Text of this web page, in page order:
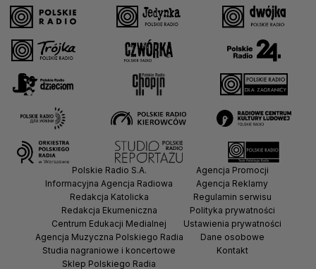
Polskie Radio S.A.
Informacyjna Agencja Radiowa
Redakcja Katolicka
Redakcja Ekumeniczna
Centrum Edukacji Medialnej
Agencja Muzyczna Polskiego Radia
Studia nagraniowe i koncertowe
Sklep Polskiego Radia
Agencja Promocji
Agencja Reklamy
Regulamin serwisu
Polityka prywatności
Ustawienia prywatności
Dane osobowe
Kontakt